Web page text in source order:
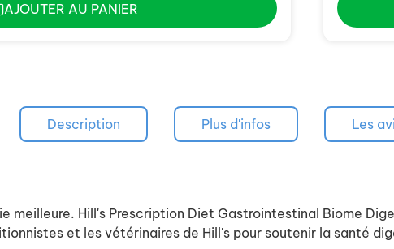
AJOUTER AU PANIER
Description Plus d'infos Les
meilleure. Hill's Prescription Diet Gastrointestinal Biome
et les vétérinaires de Hill's pour soutenir la santé